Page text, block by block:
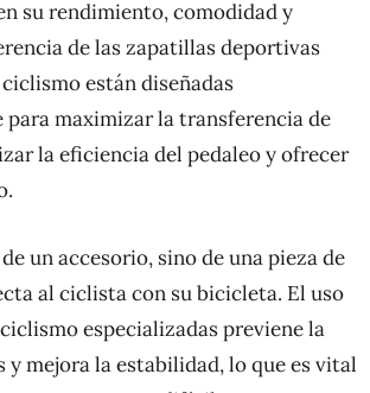
su rendimiento, comodidad y
de las zapatillas deportivas
están diseñadas
para maximizar la transferencia de
la eficiencia del pedaleo y ofrecer
un accesorio, sino de una pieza de
al ciclista con su bicicleta. El uso
especializadas previene la
y mejora la estabilidad, lo que es vital